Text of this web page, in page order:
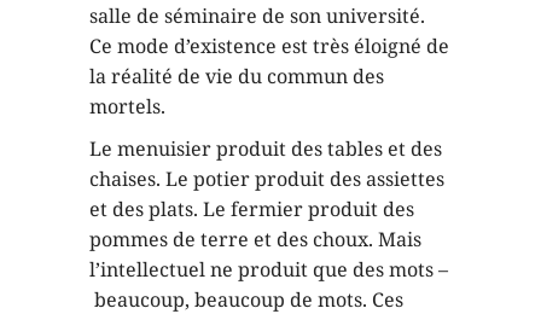
salle de séminaire de son université.
Ce mode d’existence est très éloigné de
la réalité de vie du commun des
mortels.
Le menuisier produit des tables et des
chaises. Le potier produit des assiettes
et des plats. Le fermier produit des
pommes de terre et des choux. Mais
l’intellectuel ne produit que des mots –
beaucoup, beaucoup de mots. Ces